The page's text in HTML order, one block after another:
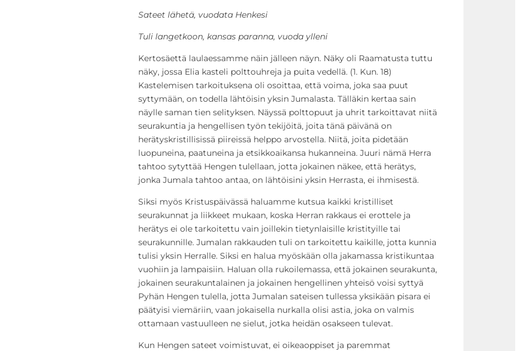
Sateet lähetä, vuodata Henkesi
Tuli langetkoon, kansas paranna, vuoda ylleni
Kertosäettä laulaessamme näin jälleen näyn. Näky oli Raamatusta tuttu
näky, jossa Elia kasteli polttouhreja ja puita vedellä. (1. Kun. 18)
Kastelemisen tarkoituksena oli osoittaa, että voima, joka saa puut
syttymään, on todella lähtöisin yksin Jumalasta. Tälläkin kertaa sain
näylle saman tien selityksen. Näyssä polttopuut ja uhrit tarkoittavat niitä
seurakuntia ja hengellisen työn tekijöitä, joita tänä päivänä on
herätyskristillisissä piireissä helppo arvostella. Niitä, joita pidetään
luopuneina, paatuneina ja etsikkoaikansa hukanneina. Juuri nämä Herra
tahtoo sytyttää Hengen tulellaan, jotta jokainen näkee, että herätys,
jonka Jumala tahtoo antaa, on lähtöisini yksin Herrasta, ei ihmisestä.
Siksi myös Kristuspäivässä haluamme kutsua kaikki kristilliset
seurakunnat ja liikkeet mukaan, koska Herran rakkaus ei erottele ja
herätys ei ole tarkoitettu vain joillekin tietynlaisille kristityille tai
seurakunnille. Jumalan rakkauden tuli on tarkoitettu kaikille, jotta kunnia
tulisi yksin Herralle. Siksi en halua myöskään olla jakamassa kristikuntaa
vuohiin ja lampaisiin. Haluan olla rukoilemassa, että jokainen seurakunta,
jokainen seurakuntalainen ja jokainen hengellinen yhteisö voisi syttyä
Pyhän Hengen tulella, jotta Jumalan sateisen tullessa yksikään pisara ei
päätyisi viemäriin, vaan jokaisella nurkalla olisi astia, joka on valmis
ottamaan vastuulleen ne sielut, jotka heidän osakseen tulevat.
Kun Hengen sateet voimistuvat, ei oikeaoppiset ja paremmat